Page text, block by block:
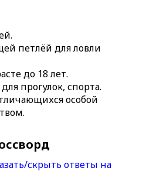
петлёй для ловли
до 18 лет.
прогулок, спорта.
особой
скрыть ответы на